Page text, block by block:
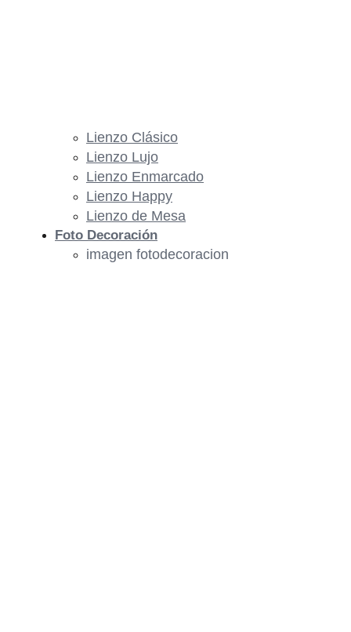
Lienzo Clásico
Lienzo Lujo
Lienzo Enmarcado
Lienzo Happy
Lienzo de Mesa
Foto Decoración
imagen fotodecoracion